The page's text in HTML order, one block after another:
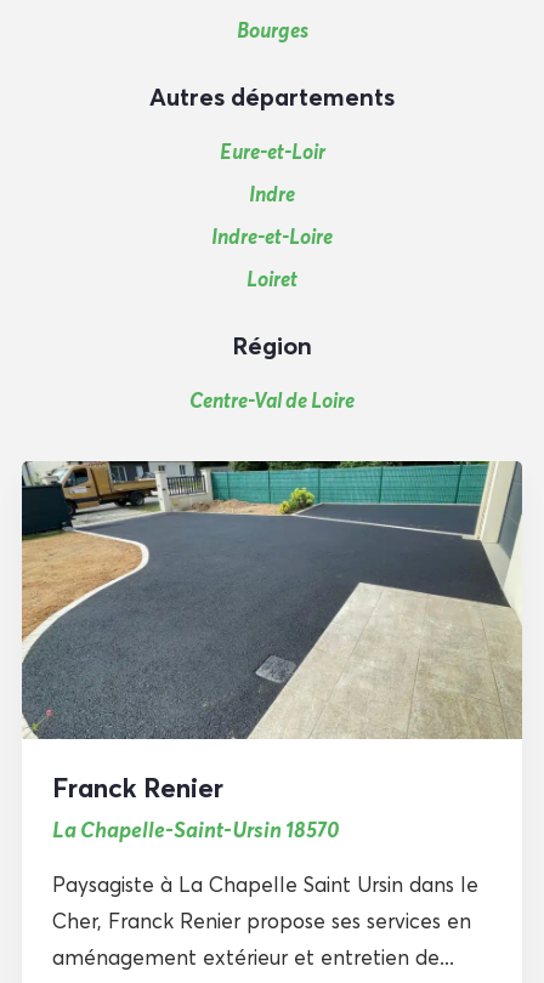
Bourges
Autres départements
Eure-et-Loir
Indre
Indre-et-Loire
Loiret
Région
Centre-Val de Loire
Franck Renier
La Chapelle-Saint-Ursin 18570
Paysagiste à La Chapelle Saint Ursin dans le
Cher, Franck Renier propose ses services en
aménagement extérieur et entretien de...